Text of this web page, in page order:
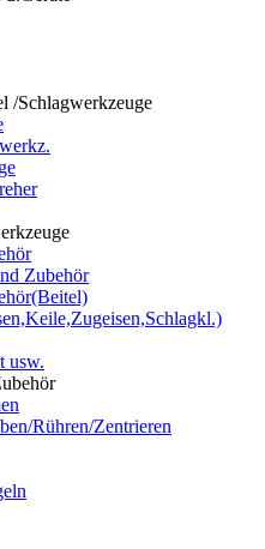
/Schlagwerkzeuge
Zubehör
usw.
Rühren/Zentrieren